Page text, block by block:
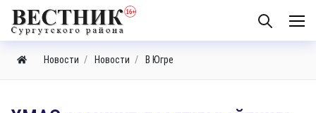
Новости Новости В Югре